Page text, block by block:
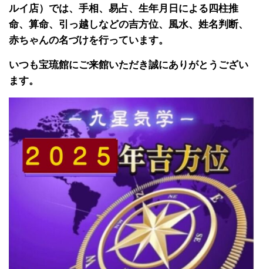
ルイ店）では、手相、易占、生年月日による四柱推
命、算命、引っ越しなどの吉方位、風水、姓名判断、
赤ちゃんの名づけを行っています。
いつも宝琉館にご来館いただき誠にありがとうござい
ます。